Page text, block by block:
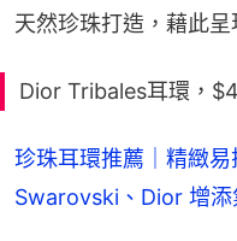
天然珍珠打造，藉此
Dior Tribales耳環，
珍珠耳環推薦｜精緻易
Swarovski、Dior 增添